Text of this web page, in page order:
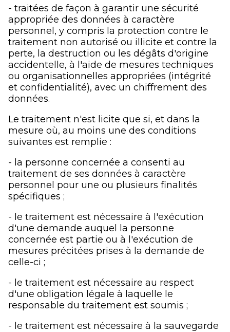
- traitées de façon à garantir une sécurité
appropriée des données à caractère
personnel, y compris la protection contre le
traitement non autorisé ou illicite et contre la
perte, la destruction ou les dégâts d'origine
accidentelle, à l'aide de mesures techniques
ou organisationnelles appropriées (intégrité
et confidentialité), avec un chiffrement des
données.
Le traitement n'est licite que si, et dans la
mesure où, au moins une des conditions
suivantes est remplie :
- la personne concernée a consenti au
traitement de ses données à caractère
personnel pour une ou plusieurs finalités
spécifiques ;
- le traitement est nécessaire à l'exécution
d'une demande auquel la personne
concernée est partie ou à l'exécution de
mesures précitées prises à la demande de
celle-ci ;
- le traitement est nécessaire au respect
d'une obligation légale à laquelle le
responsable du traitement est soumis ;
- le traitement est nécessaire à la sauvegarde